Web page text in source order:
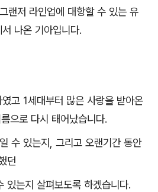
랜저 라인업에 대항할 수 있는 유
나온 기아입니다.
고 1세대부터 많은 사랑을 받아온
으로 다시 태어났습니다.
수 있는지, 그리고 오랜기간 동안
던
있는지 살펴보도록 하겠습니다.